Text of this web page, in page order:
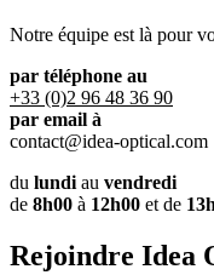
Notre équipe est là pour
par téléphone au
+33 (0)2 96 48 36 90
par email à
contact@idea-optical.com
du lundi au vendredi
de 8h00 à 12h00 et de
Rejoindre Idea